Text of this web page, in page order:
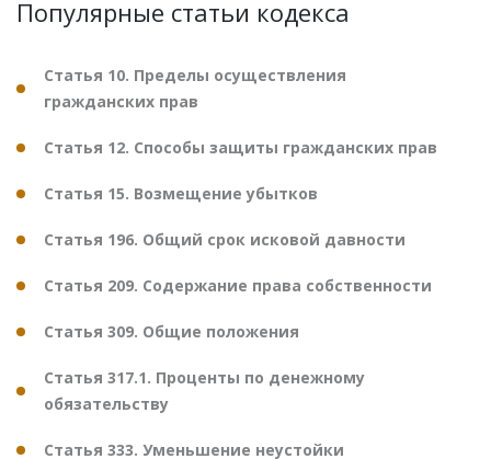
Популярные статьи кодекса
Статья 10. Пределы осуществления
гражданских прав
Статья 12. Способы защиты гражданских прав
Статья 15. Возмещение убытков
Статья 196. Общий срок исковой давности
Статья 209. Содержание права собственности
Статья 309. Общие положения
Статья 317.1. Проценты по денежному
обязательству
Статья 333. Уменьшение неустойки